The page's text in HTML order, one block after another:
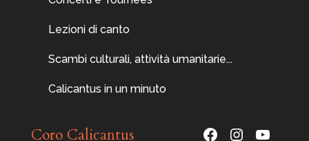
Lezioni di canto
Scambi culturali, attività umanitarie...
Calicantus in un minuto
Coro Calicantus Facebook
Instagram